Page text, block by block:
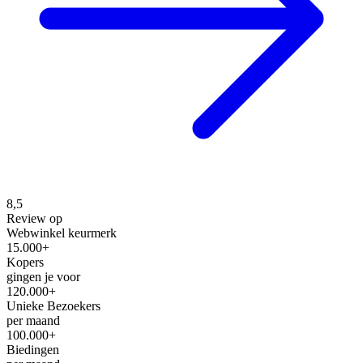
8,5
Review op
Webwinkel keurmerk
15.000+
Kopers
gingen je voor
120.000+
Unieke Bezoekers
per maand
100.000+
Biedingen